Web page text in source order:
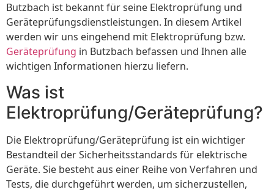
Butzbach ist bekannt für seine Elektroprüfung und
Geräteprüfungsdienstleistungen. In diesem Artikel
werden wir uns eingehend mit Elektroprüfung bzw.
Geräteprüfung in Butzbach befassen und Ihnen alle
wichtigen Informationen hierzu liefern.
Was ist
Elektroprüfung/Geräteprüfung?
Die Elektroprüfung/Geräteprüfung ist ein wichtiger
Bestandteil der Sicherheitsstandards für elektrische
Geräte. Sie besteht aus einer Reihe von Verfahren und
Tests, die durchgeführt werden, um sicherzustellen,